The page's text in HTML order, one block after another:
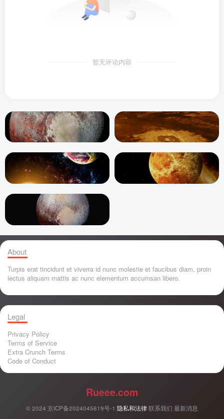
暂无评论内容
About
Turpis erat tincidunt et viverra id nunc molestie et faucibus diam, proin
lectus aliquam mattis ac nunc elementum accumsan libero.
Legal
Privacy Policy
Terms of Service
Extra Crunch Terms
Code of Conduct
Rueee.com
© 2024 京ICP备2024045619号-1 隐私和法律联系我们 最新消息